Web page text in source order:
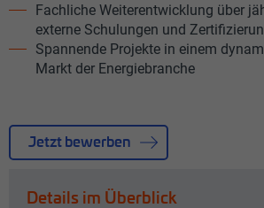
Fachliche Weiterentwicklung über
externe Schulungen und
Spannende Projekte in einem
Markt der Energiebranche
Jetzt bewerben
Details im Überblick